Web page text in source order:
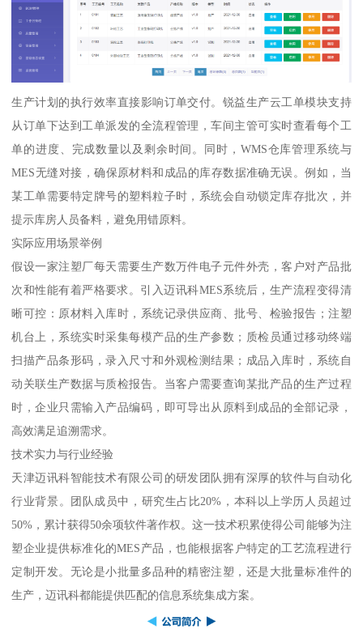
生产计划的执行效率直接影响订单交付。锐益生产云工单模块支持
从订单下达到工单派发的全流程管理，车间主管可实时查看每个工
单的进度、完成数量以及剩余时间。同时，WMS仓库管理系统与
MES无缝对接，确保原材料和成品的库存数据准确无误。例如，当
某工单需要特定牌号的塑料粒子时，系统会自动锁定库存批次，并
提示库房人员备料，避免用错原料。
实际应用场景举例
假设一家注塑厂每天需要生产数万件电子元件外壳，客户对产品批
次和性能有着严格要求。引入迈讯科MES系统后，生产流程变得清
晰可控：原材料入库时，系统记录供应商、批号、检验报告；注塑
机台上，系统实时采集每模产品的生产参数；质检员通过移动终端
扫描产品条形码，录入尺寸和外观检测结果；成品入库时，系统自
动关联生产数据与质检报告。当客户需要查询某批产品的生产过程
时，企业只需输入产品编码，即可导出从原料到成品的全部记录，
高效满足追溯需求。
技术实力与行业经验
天津迈讯科智能技术有限公司的研发团队拥有深厚的软件与自动化
行业背景。团队成员中，研究生占比20%，本科以上学历人员超过
50%，累计获得50余项软件著作权。这一技术积累使得公司能够为注
塑企业提供标准化的MES产品，也能根据客户特定的工艺流程进行
定制开发。无论是小批量多品种的精密注塑，还是大批量标准件的
生产，迈讯科都能提供匹配的信息系统集成方案。